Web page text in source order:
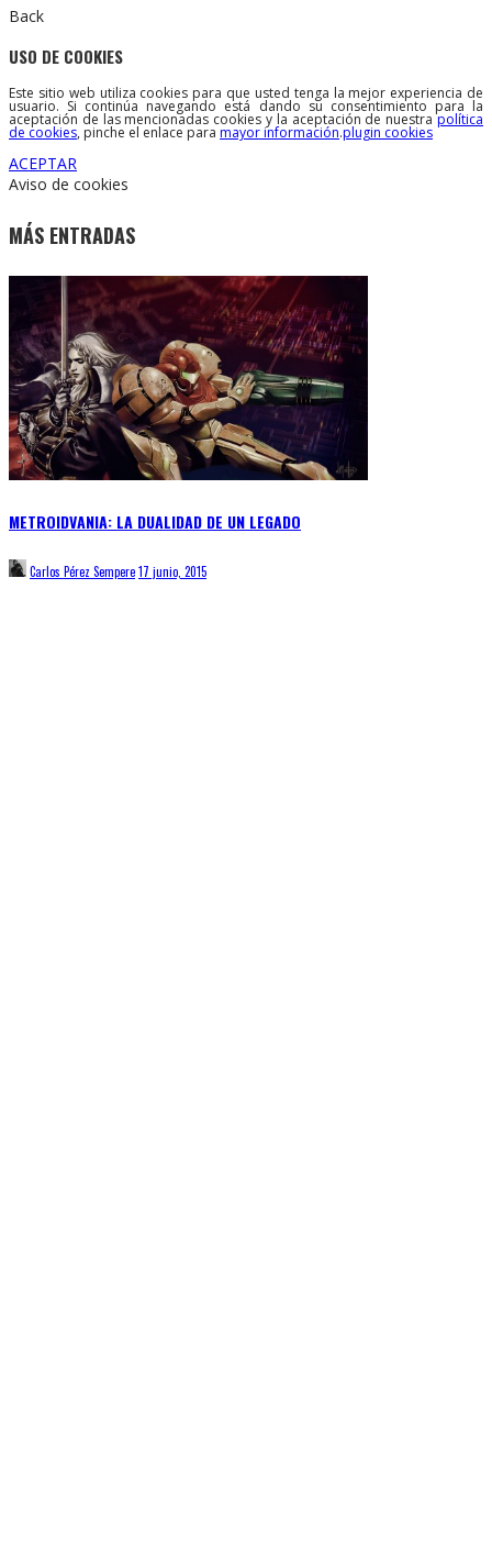
Back
USO DE COOKIES
Este sitio web utiliza cookies para que usted tenga la mejor experiencia de
usuario. Si continúa navegando está dando su consentimiento para la
aceptación de las mencionadas cookies y la aceptación de nuestrapolítica
de cookies, pinche el enlace para mayor información.plugin cookies
ACEPTAR
Aviso de cookies
MÁS ENTRADAS
METROIDVANIA: LA DUALIDAD DE UN LEGADO
Carlos Pérez Sempere17 junio, 2015